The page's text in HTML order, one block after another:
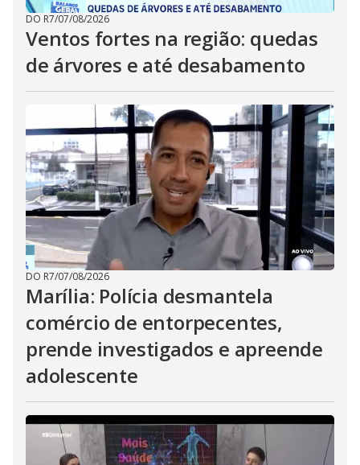
DO R7/07/08/2026
Ventos fortes na região: quedas
de árvores e até desabamento
DO R7/07/08/2026
Marília: Polícia desmantela
comércio de entorpecentes,
prende investigados e apreende
adolescente